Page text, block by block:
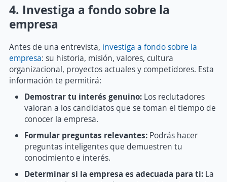
4. Investiga a fondo sobre la
empresa
Antes de una entrevista, investiga a fondo sobre la
empresa: su historia, misión, valores, cultura
organizacional, proyectos actuales y competidores. Esta
información te permitirá:
Demostrar tu interés genuino: Los reclutadores
valoran a los candidatos que se toman el tiempo de
conocer la empresa.
Formular preguntas relevantes: Podrás hacer
preguntas inteligentes que demuestren tu
conocimiento e interés.
Determinar si la empresa es adecuada para ti: La